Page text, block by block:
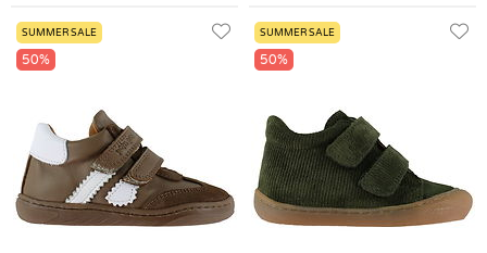
SUMMER SALE
50%
SUMMER SALE
50%